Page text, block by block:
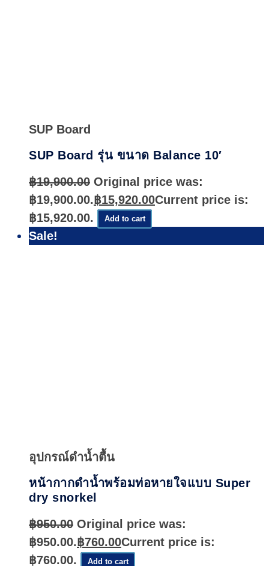
SUP Board
SUP Board รุ่น ขนาด Balance 10′
฿19,900.00 Original price was:
฿19,900.00.฿15,920.00Current price is:
฿15,920.00.
Add to cart
Sale!
อุปกรณ์ดำน้ำตื้น
หน้ากากดำน้ำพร้อมท่อหายใจแบบ Super
dry snorkel
฿950.00 Original price was:
฿950.00.฿760.00Current price is:
฿760.00.
Add to cart